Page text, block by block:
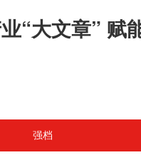
“大文章” 赋
强档